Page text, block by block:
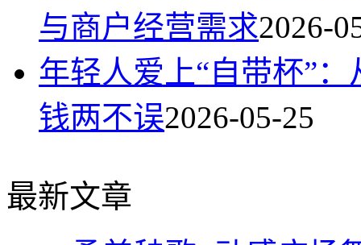
与商户经营需求2026-
年轻人爱上“自带杯”
钱两不误2026-05-25
最新文章